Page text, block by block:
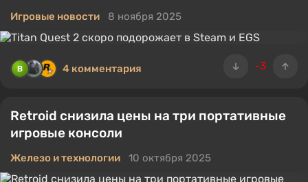
Игровые новости 8 ноября 2025
-3
4 комментария
Retroid снизила цены на три портативные
игровые консоли
Железо и технологии 10 октября 2025